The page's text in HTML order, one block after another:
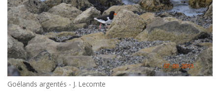
Grand Cormoran - J. Lecomte
Goélands argentés - J. Lecomte
Huîtriers-pie - J. Lecomte
Tournepierre à collier - J.Lecomte
Traquet motteux - J. Lecomte
Traquet motteux sur autocar - J. Lecomte